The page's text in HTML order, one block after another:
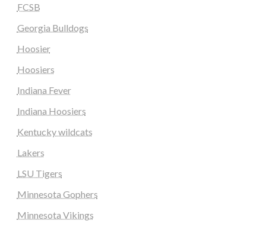
FCSB
Georgia Bulldogs
Hoosier
Hoosiers
Indiana Fever
Indiana Hoosiers
Kentucky wildcats
Lakers
LSU Tigers
Minnesota Gophers
Minnesota Vikings